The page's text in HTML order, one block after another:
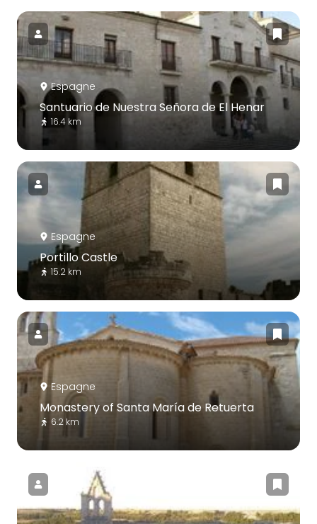
Espagne
Santuario de Nuestra Señora de El Henar
16.4 km
Espagne
Portillo Castle
15.2 km
Espagne
Monastery of Santa María de Retuerta
6.2 km